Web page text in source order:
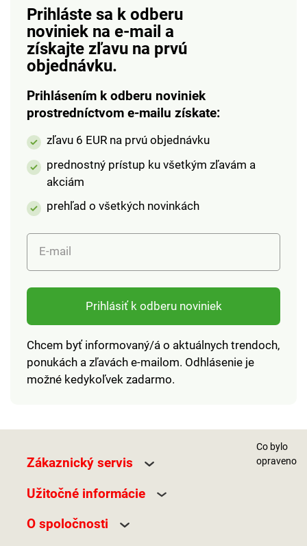
materiálov. Materiál:
100% bavlna buklé
froté. Gramáž: 420
g/m2. Odporúčané
Prihláste sa k odberu
noviniek na e-mail a
získajte zľavu na prvú
objednávku.
Prihlásením k odberu noviniek
prostredníctvom e-mailu získate:
zľavu 6 EUR na prvú objednávku
prednostný prístup ku všetkým zľavám a
akciám
prehľad o všetkých novinkách
E-mail
Prihlásiť k odberu noviniek
Chcem byť informovaný/á o aktuálnych trendoch,
ponukách a zľavách e-mailom. Odhlásenie je
možné kedykoľvek zadarmo.
Zákaznický servis
Užitočné informácie
O spoločnosti
Co bylo
opraveno